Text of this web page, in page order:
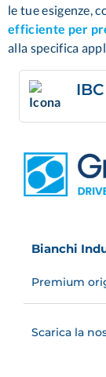
le tue esigenze,
efficiente per
alla specifica
Bianchi
Premium
Scarica la